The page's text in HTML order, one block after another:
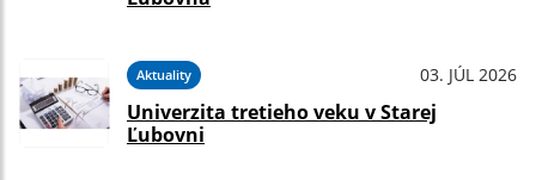
Aktuality 03. JÚL 2026
Univerzita tretieho veku v Starej
Ľubovni